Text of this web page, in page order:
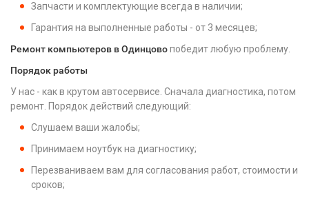
Запчасти и комплектующие всегда в наличии;
Гарантия на выполненные работы - от 3 месяцев;
Ремонт компьютеров в Одинцовопобедит любую проблему.
Порядок работы
У нас - как в крутом автосервисе. Сначала диагностика, потом
ремонт. Порядок действий следующий:
Слушаем ваши жалобы;
Принимаем ноутбук на диагностику;
Перезваниваем вам для согласования работ, стоимости и
сроков;